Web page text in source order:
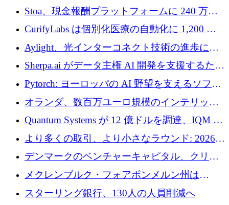
調達、年間収益1億ドルを突破
Stoa、現金報酬プラットフォームに 240 万ド
ルを確保
CurifyLabs は個別化医療の自動化に 1,200 万
ユーロを寄付
Aylight、光インターコネクト技術の進歩に向
けて450万ユーロのプレシードラウンドを終了
Sherpa.ai がデータ主権 AI 開発を支援するため
に 1,800 万ドルを調達
Pytorch: ヨーロッパの AI 野望を支えるソフト
ウェア層
オランダ、数百万ユーロ規模のインテリック
との提携で軍用ドローンにソフトウェアファ
ースト戦略を採用
Quantum Systems が 12 億ドルを調達、IQM が
米国の主要取引所で初の欧州量子企業とな
る、6 月に欧州のスタートアップ資金調達
より多くの取引、より小さなラウンド: 2026
年 6 月に欧州のスタートアップ資金調達
デンマークのベンチャーキャピタル、クリメ
ンタム・キャピタルが気候変動対策ハードウ
ェア投資として初回クローズで6,000万ユーロ
を確保
メクレンブルク・フォアポンメルン州は
Nextcloud を州全体に展開し、オープンソース
戦略を拡大
スターリング銀行、130人の人員削減へ